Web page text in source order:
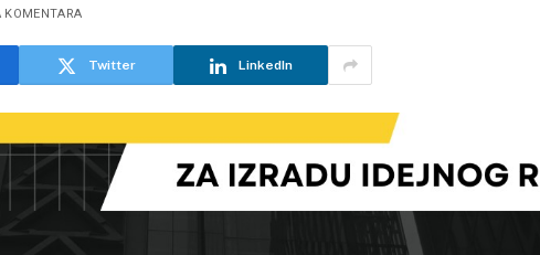
KOMENTARA
Twitter LinkedIn